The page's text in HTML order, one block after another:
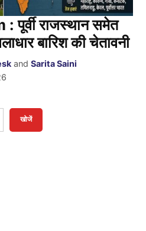
राजस्थान समेत
बारिश की चेतावनी
andSarita Saini
खोजें